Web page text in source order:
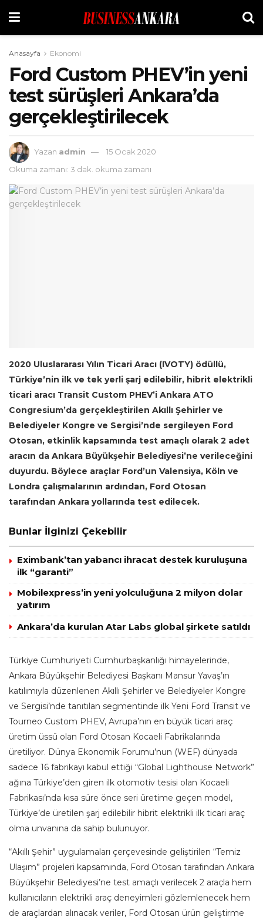
Anasayfa Ekonomi
Ford Custom PHEV’in yeni
test sürüşleri Ankara’da
gerçekleştirilecek
Yazan admin
15 Ocak 2020
Okuma zamanı: 3 dak. okuma zamanı
2020 Uluslararası Yılın Ticari Aracı (IVOTY) ödüllü,
Türkiye’nin ilk ve tek yerli şarj edilebilir, hibrit elektrikli
ticari aracı Transit Custom PHEV’i Ankara ATO
Congresium’da gerçekleştirilen Akıllı Şehirler ve
Belediyeler Kongre ve Sergisi’nde sergileyen Ford
Otosan, etkinlik kapsamında test amaçlı olarak 2 adet
aracın da Ankara Büyükşehir Belediyesi’ne verileceğini
duyurdu. Böylece araçlar Ford’un Valensiya, Köln ve
Londra çalışmalarının ardından, Ford Otosan
tarafından Ankara yollarında test edilecek.
Bunlar İlginizi Çekebilir
Eximbank’tan yabancı ihracat destek kuruluşuna
ilk “garanti”
Mobilexpress’in yeni yolculuğuna 2 milyon dolar
yatırım
Ankara’da kurulan Atar Labs global şirkete satıldı
Türkiye Cumhuriyeti Cumhurbaşkanlığı himayelerinde,
Ankara Büyükşehir Belediyesi Başkanı Mansur Yavaş’ın
katılımıyla düzenlenen Akıllı Şehirler ve Belediyeler Kongre
ve Sergisi’nde tanıtılan segmentinde ilk Yeni Ford Transit ve
Tourneo Custom PHEV, Avrupa’nın en büyük ticari araç
üretim üssü olan Ford Otosan Kocaeli Fabrikalarında
üretiliyor. Dünya Ekonomik Forumu’nun (WEF) dünyada
sadece 16 fabrikayı kabul ettiği “Global Lighthouse Network”
ağına Türkiye’den giren ilk otomotiv tesisi olan Kocaeli
Fabrikası’nda kısa süre önce seri üretime geçen model,
Türkiye’de üretilen şarj edilebilir hibrit elektrikli ilk ticari araç
olma unvanına da sahip bulunuyor.
“Akıllı Şehir” uygulamaları çerçevesinde geliştirilen “Temiz
Ulaşım” projeleri kapsamında, Ford Otosan tarafından Ankara
Büyükşehir Belediyesi’ne test amaçlı verilecek 2 araçla hem
kullanıcıların elektrikli araç deneyimleri gözlemlenecek hem
de araçlardan alınacak veriler, Ford Otosan ürün geliştirme